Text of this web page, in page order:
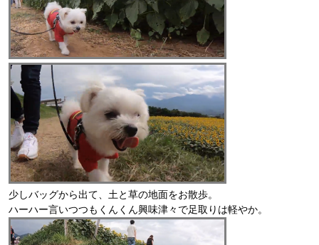
少しバッグから出て、土と草の地面をお散歩。
ハーハー言いつつもくんくん興味津々で足取りは軽やか。